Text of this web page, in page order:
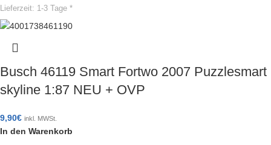
Lieferzeit: 1-3 Tage *
Busch 46119 Smart Fortwo 2007 Puzzlesmart
skyline 1:87 NEU + OVP
9,90€ inkl. MWSt.
In den Warenkorb